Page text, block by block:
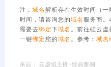
注： 域名 解析存在生效时间（
时间，请咨询您的域名 服务商。4
需要去绑定下域名 。前往硅云虚
一键绑定您的域名 。参考： 域名
来自： 云虚拟主机>经典案例